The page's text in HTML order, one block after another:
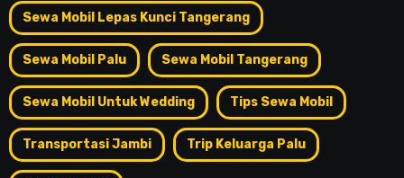
Sewa Mobil Lepas Kunci Tangerang
Sewa Mobil Palu Sewa Mobil Tangerang
Sewa Mobil Untuk Wedding Tips Sewa Mobil
Transportasi Jambi Trip Keluarga Palu